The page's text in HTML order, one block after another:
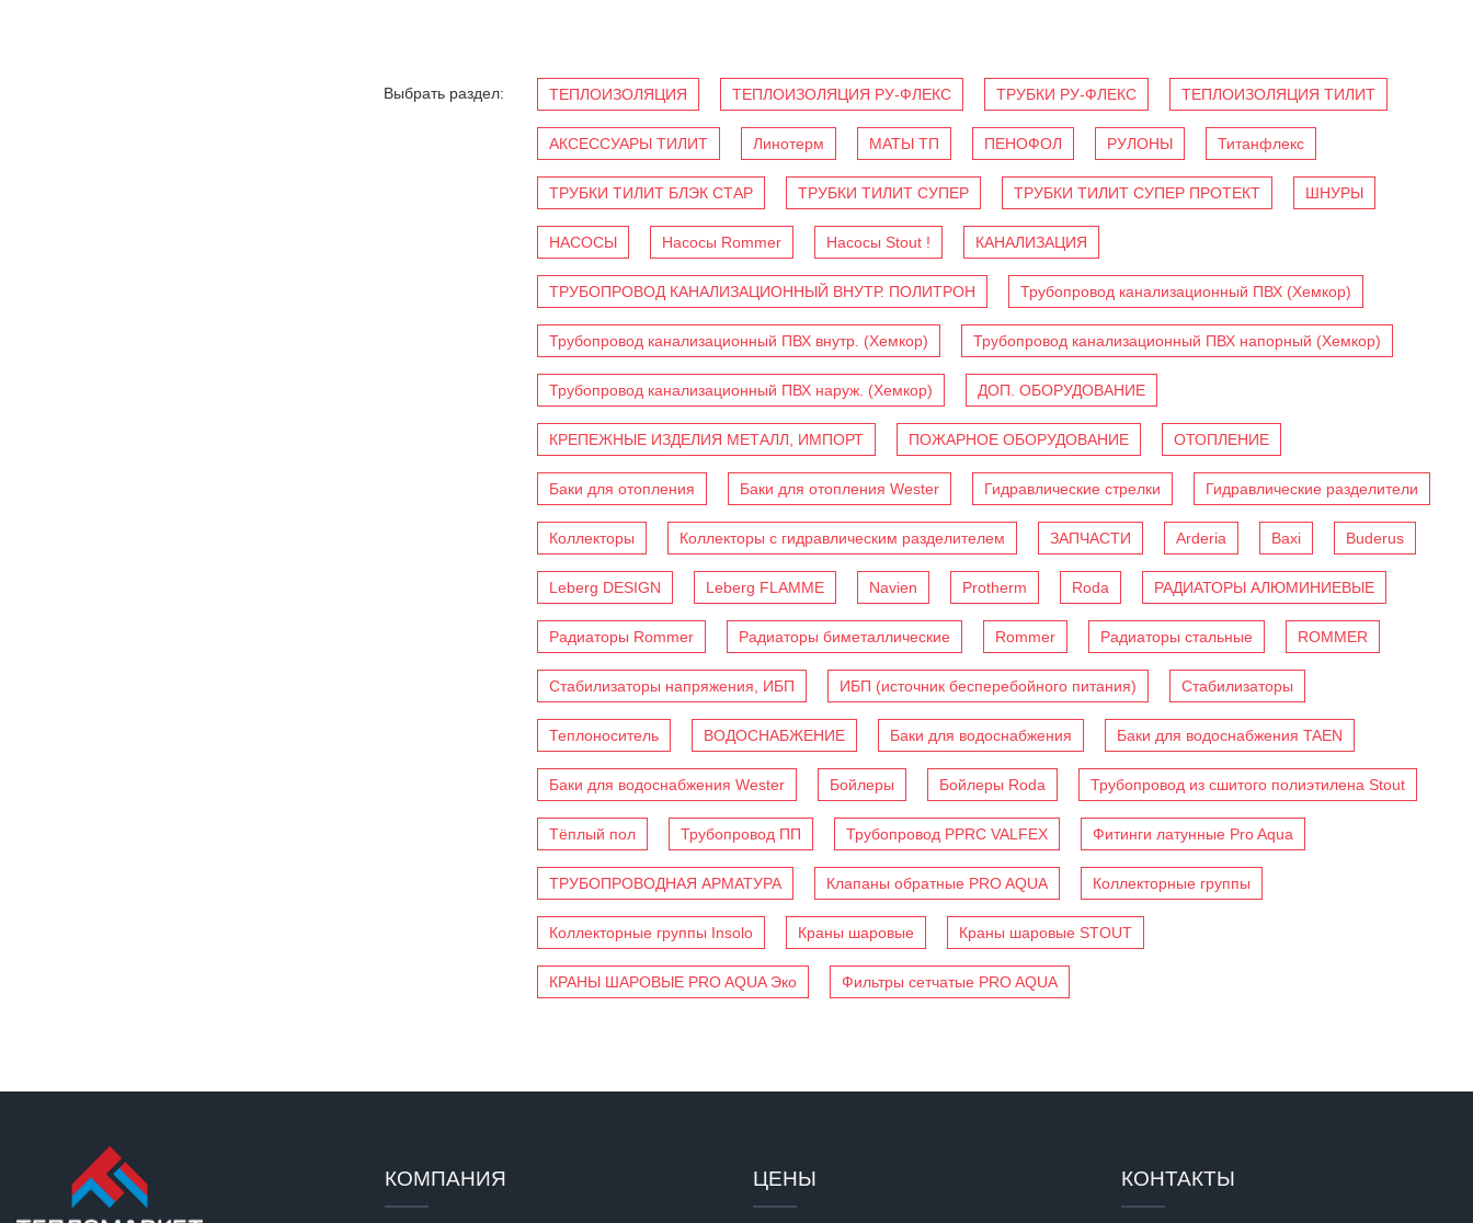
Выбрать раздел: ТЕПЛОИЗОЛЯЦИЯ ТЕПЛОИЗОЛЯЦИЯ РУ-ФЛЕКС ТРУБКИ РУ-ФЛЕКС ТЕПЛОИЗОЛЯЦИЯ ТИЛИТ
АКСЕССУАРЫ ТИЛИТ Линотерм МАТЫ ТП ПЕНОФОЛ РУЛОНЫ Титанфлекс
ТРУБКИ ТИЛИТ БЛЭК СТАР ТРУБКИ ТИЛИТ СУПЕР ТРУБКИ ТИЛИТ СУПЕР ПРОТЕКТ ШНУРЫ
НАСОСЫ Насосы Rommer Насосы Stout ! КАНАЛИЗАЦИЯ
ТРУБОПРОВОД КАНАЛИЗАЦИОННЫЙ ВНУТР. ПОЛИТРОН Трубопровод канализационный ПВХ (Хемкор)
Трубопровод канализационный ПВХ внутр. (Хемкор) Трубопровод канализационный ПВХ напорный (Хемкор)
Трубопровод канализационный ПВХ наруж. (Хемкор) ДОП. ОБОРУДОВАНИЕ
КРЕПЕЖНЫЕ ИЗДЕЛИЯ МЕТАЛЛ, ИМПОРТ ПОЖАРНОЕ ОБОРУДОВАНИЕ ОТОПЛЕНИЕ
Баки для отопления Баки для отопления Wester Гидравлические стрелки Гидравлические разделители
Коллекторы Коллекторы с гидравлическим разделителем ЗАПЧАСТИ Arderia Baxi Buderus
Leberg DESIGN Leberg FLAMME Navien Protherm Roda РАДИАТОРЫ АЛЮМИНИЕВЫЕ
Радиаторы Rommer Радиаторы биметаллические Rommer Радиаторы стальные ROMMER
Стабилизаторы напряжения, ИБП ИБП (источник бесперебойного питания) Стабилизаторы
Теплоноситель ВОДОСНАБЖЕНИЕ Баки для водоснабжения Баки для водоснабжения TAEN
Баки для водоснабжения Wester Бойлеры Бойлеры Roda Трубопровод из сшитого полиэтилена Stout
Тёплый пол Трубопровод ПП Трубопровод PPRC VALFEX Фитинги латунные Pro Aqua
ТРУБОПРОВОДНАЯ АРМАТУРА Клапаны обратные PRO AQUA Коллекторные группы
Коллекторные группы Insolo Краны шаровые Краны шаровые STOUT
КРАНЫ ШАРОВЫЕ PRO AQUA Эко Фильтры сетчатые PRO AQUA
КОМПАНИЯ ЦЕНЫ КОНТАКТЫ